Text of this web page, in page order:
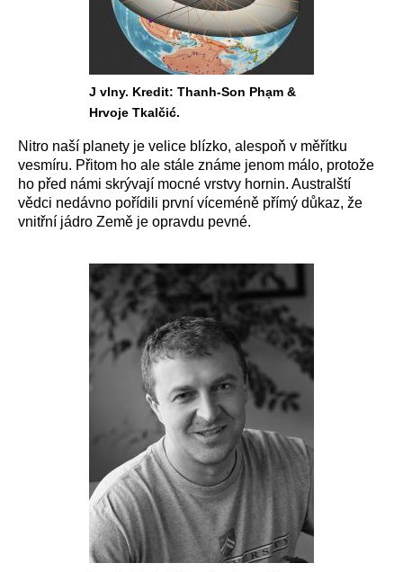
J vlny. Kredit: Thanh-Son Phạm &
Hrvoje Tkalčić.
Nitro naší planety je velice blízko, alespoň v měřítku
vesmíru. Přitom ho ale stále známe jenom málo, protože
ho před námi skrývají mocné vrstvy hornin. Australští
vědci nedávno pořídili první víceméně přímý důkaz, že
vnitřní jádro Země je opravdu pevné.